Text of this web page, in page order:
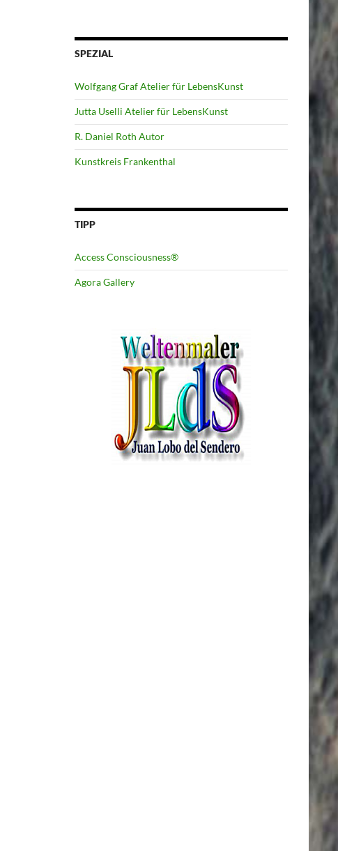
SPEZIAL
Wolfgang Graf Atelier für LebensKunst
Jutta Uselli Atelier für LebensKunst
R. Daniel Roth Autor
Kunstkreis Frankenthal
TIPP
Access Consciousness®
Agora Gallery